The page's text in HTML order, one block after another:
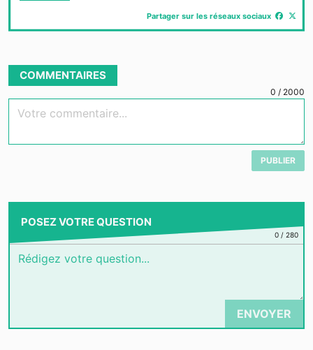
Partager sur les réseaux sociaux
COMMENTAIRES
0 / 2000
Votre commentaire...
PUBLIER
POSEZ VOTRE QUESTION
0/ 280
ENVOYER